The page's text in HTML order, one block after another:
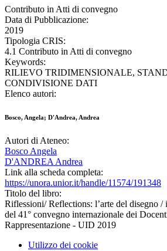
Contributo in Atti di convegno
Data di Pubblicazione:
2019
Tipologia CRIS:
4.1 Contributo in Atti di convegno
Keywords:
RILIEVO TRIDIMENSIONALE,
CONDIVISIONE DATI
Elenco autori:
Bosco, Angela; D'Andrea, Andrea
Autori di Ateneo:
Bosco Angela
D'ANDREA Andrea
Link alla scheda completa:
https://unora.unior.it/handle/11574/191348
Titolo del libro:
Riflessioni/ Reflections: l’arte del disegno /
del 41° convegno internazionale dei
Rappresentazione - UID 2019
Utilizzo dei cookie